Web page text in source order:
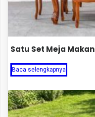
Satu Set Meja Makan
Baca selengkapnya